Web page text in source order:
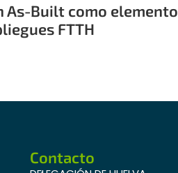
As-Built como elemento
FTTH
Contacto